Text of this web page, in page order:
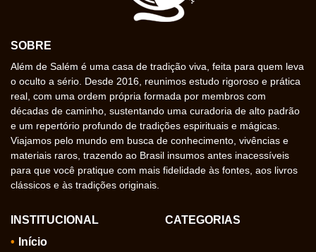
SOBRE
Além de Salém é uma casa de tradição viva, feita para quem leva
o oculto a sério. Desde 2016, reunimos estudo rigoroso e prática
real, com uma ordem própria formada por membros com
décadas de caminho, sustentando uma curadoria de alto padrão
e um repertório profundo de tradições espirituais e mágicas.
Viajamos pelo mundo em busca de conhecimento, vivências e
materiais raros, trazendo ao Brasil insumos antes inacessíveis
para que você pratique com mais fidelidade às fontes, aos livros
clássicos e às tradições originais.
INSTITUCIONAL
Início
CATEGORIAS